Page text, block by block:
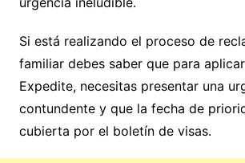
Si está realizando el proceso de
familiar debes saber que para
Expedite, necesitas presentar una
contundente y que la fecha de
cubierta por el boletín de visas.